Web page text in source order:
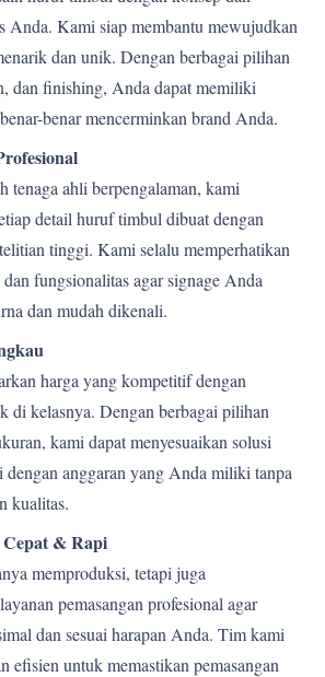
Anda. Kami siap membantu mewujudkan
dan unik. Dengan berbagai pilihan
dan finishing, Anda dapat memiliki
benar mencerminkan brand Anda.
tenaga ahli berpengalaman, kami
detail huruf timbul dibuat dengan
tinggi. Kami selalu memperhatikan
dan fungsionalitas agar signage Anda
dan mudah dikenali.
harga yang kompetitif dengan
di kelasnya. Dengan berbagai pilihan
kami dapat menyesuaikan solusi
dengan anggaran yang Anda miliki tanpa
kualitas.
Cepat & Rapi
memproduksi, tetapi juga
pemasangan profesional agar
dan sesuai harapan Anda. Tim kami
efisien untuk memastikan pemasangan